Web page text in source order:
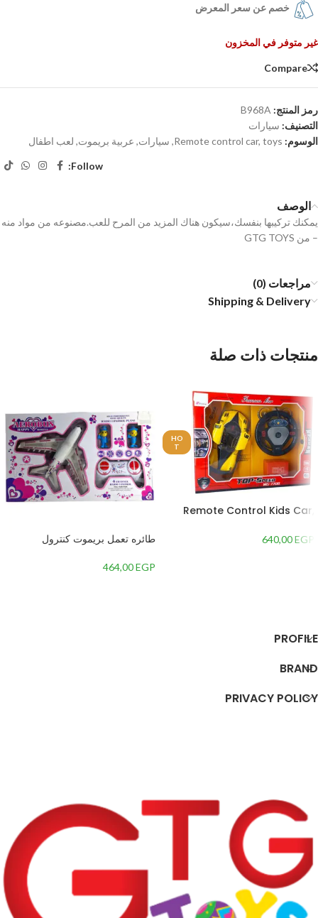
خصم عن سعر المعرض
غير متوفر في المخزون
Compare
رمز المنتج: B968A
التصنيف: سيارات
الوسوم:
Remote control car, toys
, سيارات, عربية بريموت, لعب اطفال
Follow:
الوصف
يمكنك تركيبها بنفسك،سيكون هناك المزيد من المرح للعب.مصنوعه من مواد منه
– من GTG TOYS
مراجعات (0)
Shipping & Delivery
منتجات ذات صلة
HO
T
Remote Control Kids Car,
640,00EGP طائره تعمل بريموت كنترول
464,00EGP
PROFILE
BRAND
PRIVACY POLICY